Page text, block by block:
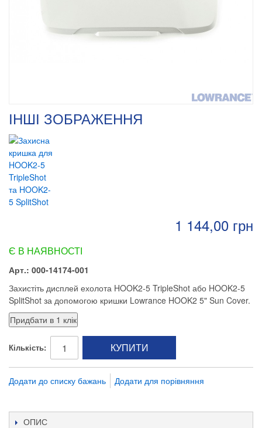
ІНШІ ЗОБРАЖЕННЯ
1 144,00 грн
Є В НАЯВНОСТІ
Арт.: 000-14174-001
Захистіть дисплей ехолота HOOK2-5 TripleShot або HOOK2-5
SplitShot за допомогою кришки Lowrance HOOK2 5" Sun Cover.
Кількість: КУПИТИ
Додати до списку бажань Додати для порівняння
ОПИС